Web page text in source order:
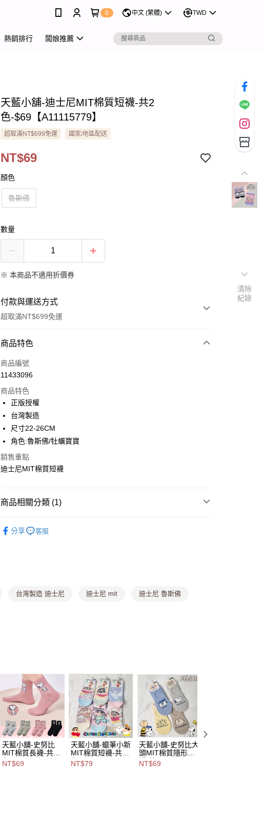
0 中文 (繁體) TWD
熱銷排行 闆娘推薦
天藍小舖-迪士尼MIT棉質短襪-共2
色-$69【A11115779】
超取滿NT$699免運 國家/地區配送
NT$69
顏色
魯斯佛
數量
※ 本商品不適用折價券
付款與運送方式
超取滿NT$699免運
付款方式
信用卡一次付款
LINE Pay
Apple Pay
街口支付
悠遊付
相關說明
1.本服務由台灣大哥大提供，台灣大哥大用戶可立即使用無須另外申請。
2.付款方式選擇「大哥付你分期」，訂單成立後會自動跳轉到大哥付的交易
無法說明評估內容。
用戶於交易時，得透過本服務購買商品或服務，並由商店將買賣／分期付
款買賣價金債權讓與本公司後，依約使用本公司帳單繳交帳款。
2.基於同意付款使用「大哥付你分期」之契約關係目的，商店將以您的個人
資料（包含姓名、電話或地址）提供予台灣大哥大進項蒐集、處理及利
用，由本公司與您本人進行分期帳單所需資料之確認、核對及更正。
3.完整用戶服務條款，請詳閱以下連結：https://oppay.tw/userRule
每筆NT$80，滿NT$699(含以上)免運費
付款後萊爾富取貨
每筆NT$8,888，滿NT$8,888(含以上)免運費
7-11取貨付款
每筆NT$80，滿NT$1,000(含以上)免運費
付款後7-11取貨
每筆NT$80，滿NT$1,000(含以上)免運費
商品特色
商品編號
11433096
商品特色
正版授權
台灣製造
尺寸22-26CM
角色:魯斯佛/牡蠣寶寶
銷售重點
迪士尼MIT棉質短襪
商品相關分類 (1)
分享
客服
台灣製造 迪士尼 迪士尼 mit 迪士尼 魯斯佛
天藍小舖-史努比
MIT棉質長襪-共4
色-$69【A111155
39】
NT$69
天藍小舖-蠟筆小新
MIT棉質短襪-共6
色-$79【A111158
30】
NT$79
天藍小舖-史努比大
頭MIT棉質隱形短
襪-共4
色-$69【A111156
NT$69
清除
紀錄